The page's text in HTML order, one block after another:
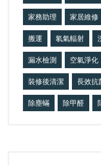
家務助理 家居維修
搬運 氡氣輻射
漏水檢測 空氣淨化
裝修後清潔 長效抗
除塵蟎 除甲醛